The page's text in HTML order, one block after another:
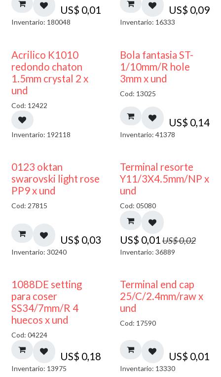
US$ 0,01
Inventario: 180048
US$ 0,09
Inventario: 16333
50% DESCUENTO
Acrilico K1010
redondo chaton
1.5mm crystal 2 x
und
Cod: 12422
Inventario: 192118
Bola fantasia ST-
1/10mm/R hole
3mm x und
Cod: 13025
US$ 0,14
Inventario: 41378
0123 oktan
swarovski light rose
PP9 x und
Cod: 27815
US$ 0,03
Inventario: 30240
50% DESCUENTO
Terminal resorte
Y11/3X4.5mm/NP x
und
Cod: 05080
US$ 0,01 US$0,02
Inventario: 36889
1088DE setting
para coser
SS34/7mm/R 4
huecos x und
Cod: 04224
US$ 0,18
Inventario: 13975
Terminal end cap
25/C/2.4mm/raw x
und
Cod: 17590
US$ 0,01
Inventario: 13330